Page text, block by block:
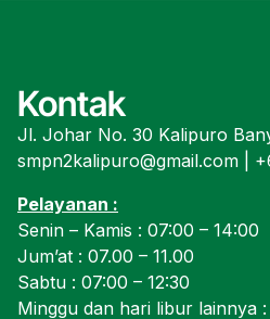
Kontak
Jl. Johar No. 30 Kalipuro
smpn2kalipuro@gmail.com |
Pelayanan :
Senin – Kamis : 07:00 – 14:00
Jum’at : 07.00 – 11.00
Sabtu : 07:00 – 12:30
Minggu dan hari libur lainnya